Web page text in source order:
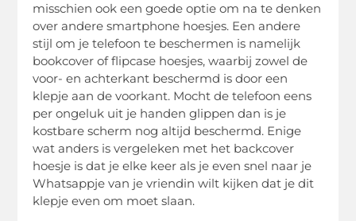
misschien ook een goede optie om na te denken
over andere smartphone hoesjes. Een andere
stijl om je telefoon te beschermen is namelijk
bookcover of flipcase hoesjes, waarbij zowel de
voor- en achterkant beschermd is door een
klepje aan de voorkant. Mocht de telefoon eens
per ongeluk uit je handen glippen dan is je
kostbare scherm nog altijd beschermd. Enige
wat anders is vergeleken met het backcover
hoesje is dat je elke keer als je even snel naar je
Whatsappje van je vriendin wilt kijken dat je dit
klepje even om moet slaan.